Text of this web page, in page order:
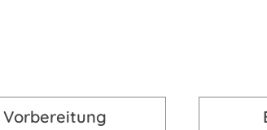
Vorbereitung